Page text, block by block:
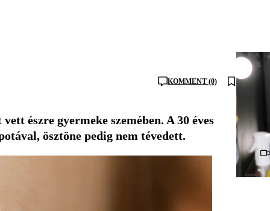
KOMMENT (0)
észre gyermeke szemében. A 30 éves
ösztöne pedig nem tévedett.